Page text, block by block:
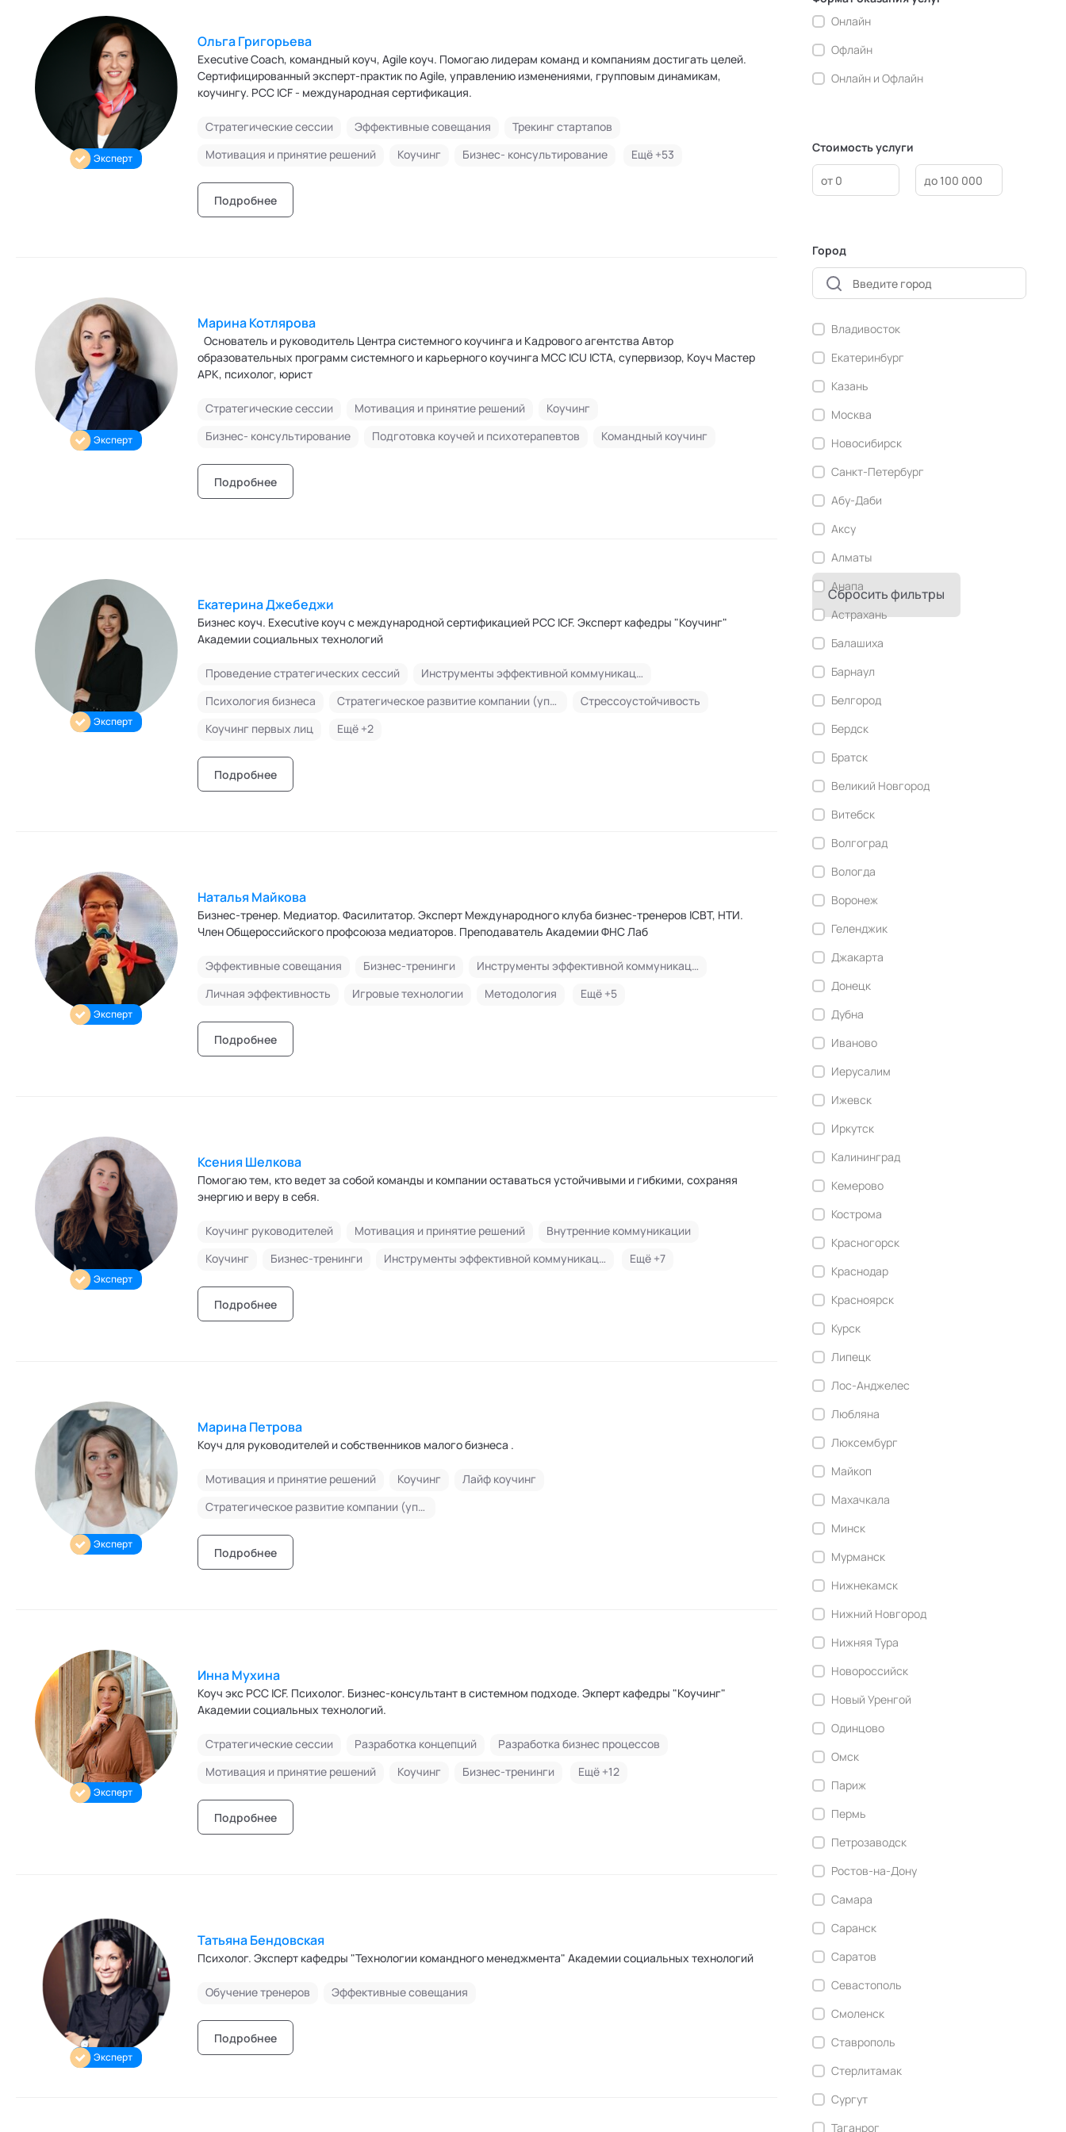
Эксперт
Ольга Григорьева
Executive Coach, командный коуч, Agile коуч. Помогаю лидерам команд и компаниям достигать целей.
Сертифицированный эксперт-практик по Agile, управлению изменениями, групповым динамикам,
коучингу. PCC ICF - международная сертификация.
Стратегические сессии Эффективные совещания
Трекинг стартапов
Мотивация и принятие решений
Коучинг Бизнес- консультирование Ещё +53
Подробнее
Эксперт
Марина Котлярова
Основатель и руководитель Центра системного коучинга и Кадрового агентства Автор
образовательных программ системного и карьерного коучинга MCC ICU ICTA, супервизор, Коуч Мастер
АРК, психолог, юрист
Стратегические сессии Мотивация и принятие решений
Коучинг
Бизнес- консультирование
Подготовка коучей и психотерапевтов Командный коучинг
Подробнее
Эксперт
Екатерина Джебеджи
Бизнес коуч. Еxecutive коуч с международной сертификацией РСС ICF. Эксперт кафедры "Коучинг"
Академии социальных технологий
Проведение стратегических сессий
Инструменты эффективной коммуникации и управления эмоциями
Психология бизнеса
Стратегическое развитие компании (управление будущим компании, видение, миссия, стратегические цели, стратегическое планирование)
Стрессоустойчивость
Коучинг первых лиц
Ещё +2
Подробнее
Эксперт
Наталья Майкова
Бизнес-тренер. Медиатор. Фасилитатор. Эксперт Международного клуба бизнес-тренеров ICBT, НТИ.
Член Общероссийского профсоюза медиаторов. Преподаватель Академии ФНС Лаб
Эффективные совещания Бизнес-тренинги
Инструменты эффективной коммуникации и управления эмоциями
Личная эффективность
Игровые технологии Методология Ещё +5
Подробнее
Эксперт
Ксения Шелкова
Помогаю тем, кто ведет за собой команды и компании оставаться устойчивыми и гибкими, сохраняя
энергию и веру в себя.
Коучинг руководителей Мотивация и принятие решений
Внутренние коммуникации
Коучинг
Бизнес-тренинги Инструменты эффективной коммуникации и управления эмоциями Ещё +7
Подробнее
Эксперт
Марина Петрова
Коуч для руководителей и собственников малого бизнеса .
Мотивация и принятие решений Коучинг
Лайф коучинг
Стратегическое развитие компании (управление будущим компании, видение, миссия, стратегические цели, стратегическое планирование)
Подробнее
Эксперт
Инна Мухина
Коуч экс PCC ICF. Психолог. Бизнес-консультант в системном подходе. Экперт кафедры "Коучинг"
Академии социальных технологий.
Стратегические сессии Разработка концепций
Разработка бизнес процессов
Мотивация и принятие решений
Коучинг Бизнес-тренинги Ещё +12
Подробнее
Эксперт
Татьяна Бендовская
Психолог. Эксперт кафедры "Технологии командного менеджмента" Академии социальных технологий
Обучение тренеров Эффективные совещания
Подробнее
Коучинг
Креативные методологии
Медиация
программирование
Персонология и поведенческий
анализ
Психодрама
Сексология
управления
Трансперсональная психология
Тьюторство
Фасилитация и модерация
Христианский коучинг
Цифровой профайлинг
Онлайн
Офлайн
Онлайн и Офлайн
Стоимость услуги
Город
Владивосток
Екатеринбург
Казань
Москва
Новосибирск
Санкт-Петербург
Абу-Даби
Аксу
Алматы
Анапа
Астрахань
Балашиха
Барнаул
Белгород
Бердск
Братск
Великий Новгород
Витебск
Волгоград
Вологда
Воронеж
Геленджик
Джакарта
Донецк
Дубна
Иваново
Иерусалим
Ижевск
Иркутск
Калининград
Кемерово
Кострома
Красногорск
Краснодар
Красноярск
Курск
Липецк
Лос-Анджелес
Любляна
Люксембург
Майкоп
Махачкала
Минск
Мурманск
Нижнекамск
Нижний Новгород
Нижняя Тура
Новороссийск
Новый Уренгой
Одинцово
Омск
Париж
Пермь
Петрозаводск
Ростов-на-Дону
Самара
Саранск
Саратов
Севастополь
Смоленск
Ставрополь
Стерлитамак
Сургут
Таганрог
Сбросить фильтры